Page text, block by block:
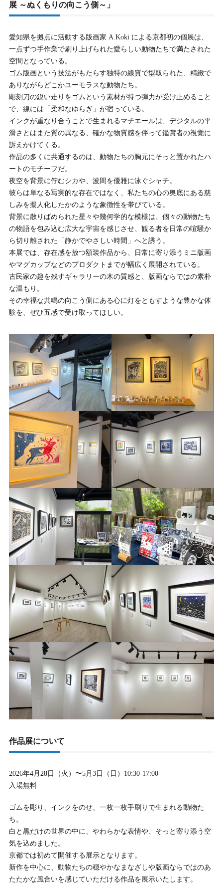
展 ～ぬくもりの向こう側～」
愛知県を拠点に活動する版画家 A.Koki による京都初の個展は、
一点ずつ手作業で刷り上げられた愛らしい動物たちで満たされた
空間となっている。
ゴム版画という技法がもたらす独特の線質で型取られた、精緻で
ありながらどこかユーモラスな動物たち。
彫刻刀の鋭い走りをゴムという素材が持つ弾力が受け止めること
で、線には「柔和なゆらぎ」が宿っている。
インクが重なり合うことで生まれるマチエールは、デジタルの平
滑さとはまた質の異なる、確かな物質感を伴って鑑賞者の視覚に
訴えかけてくる。
作品の多くに共通するのは、動物たちの胸元にそっと置かれたハ
ートのモチーフだ。
夜空を背景に佇むシカや、波間を優雅に泳ぐシャチ。
彼らは単なる写実的な存在ではなく、私たちの心の奥底にある慈
しみを擬人化したかのような象徴性を帯びている。
背景に散りばめられた星々や幾何学的な模様は、個々の動物たち
の物語を包み込む広大な宇宙を感じさせ、観る者を日常の喧騒か
ら切り離された「静かでやさしい時間」へと誘う。
本展では、存在感を放つ額装作品から、日常に寄り添うミニ版画
やマグカップなどのプロダクトまでが幅広く展開されている。
古民家の趣を残すギャラリーの木の質感と、版画ならではの素朴
な温もり。
その幸福な共鳴の向こう側にある心に灯をともすような豊かな体
験を、ぜひ五感で受け取ってほしい。
作品展について
2026年4月28日（火）〜5月3日（日）10:30-17:00
入場無料
ゴムを彫り、インクをのせ、一枚一枚手刷りで生まれる動物た
ち。
白と黒だけの世界の中に、やわらかな表情や、そっと寄り添う空
気を込めました。
京都では初めて開催する展示となります。
新作を中心に、動物たちの穏やかなまなざしや版画ならではのあ
たたかな風合いを感じていただける作品を展示いたします。